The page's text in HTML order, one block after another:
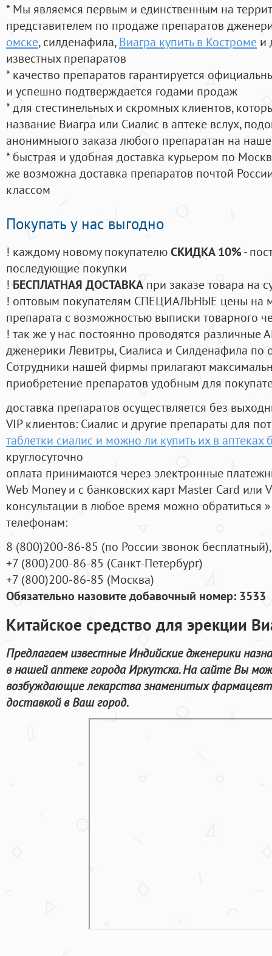
* Мы являемся первым и единственным на
представителем по продаже препаратов
омске, силденафила, Виагра купить в Костроме и
известных препаратов
* качество препаратов гарантируется
и успешно подтверждается годами продаж
* для стестинельных и скромных клиентов,
название Виагра или Сиалис в аптеке вслух,
анонимныого заказа любого препаратан на
* быстрая и удобная доставка курьером по
же возможна доставка препаратов почтой
классом
Покупать у нас выгодно
! каждому новому покупателюСКИДКА 10%-
последующие покупки
! БЕСПЛАТНАЯ ДОСТАВКА при заказе товара на
! оптовым покупателям СПЕЦИАЛЬНЫЕ цены на
препарата с возможностью выписки товарного
! так же у нас постоянно проводятся
дженерики Левитры, Сиалиса и Силденафила по
Cотрудники нашей фирмы прилагают
приобретение препаратов удобным для
доставка препаратов осуществляется без
VIP клиентов: Сиалис и другие препараты для
таблетки сиалис и можно ли купить их в аптеках
круглосуточно
оплата принимаются через электронные
Web Money и с банковских карт Master Card или
консультации в любое время можно обратиться
телефонам:
8 (800)200-86-85 (по России звонок бесплатный),
+7 (800)200-86-85 (Санкт-Петербург)
+7 (800)200-86-85 (Москва)
Обязательно назовите добавочный номер: 3533
Китайское средство для эрекции
Предлагаем известные Индийские дженерики
в нашей аптеке города Иркутска. На сайте Вы
возбуждающие лекарства знаменитых
доставкой в Ваш город.